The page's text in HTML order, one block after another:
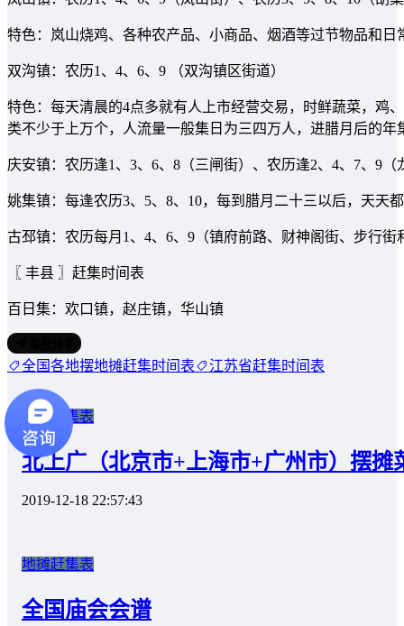
特色：岚山烧鸡、各种农产品、小商品、烟酒等过节物品和日
双沟镇：农历1、4、6、9 （双沟镇区街道）
特色：每天清晨的4点多就有人上市经营交易，时鲜蔬菜，鸡
类不少于上万个，人流量一般集日为三四万人，进腊月后的年
庆安镇：农历逢1、3、6、8（三闸街）、农历逢2、4、7、9
姚集镇：每逢农历3、5、8、10，每到腊月二十三以后，天天
古邳镇：农历每月1、4、6、9（镇府前路、财神阁街、步行街
〖 丰县 〗赶集时间表
百日集：欢口镇，赵庄镇，华山镇
全国各地摆地摊赶集时间表 江苏省赶集时间表
地摊赶集表
北上广（北京市+上海市+广州市）摆摊
2019-12-18 22:57:43
地摊赶集表
全国庙会会谱